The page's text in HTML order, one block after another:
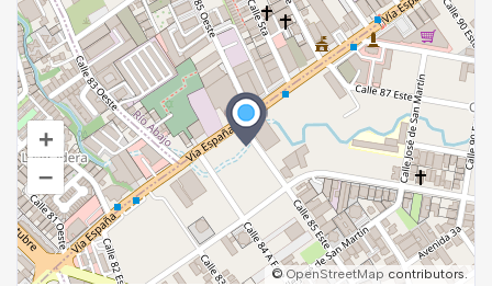
+
–
©OpenStreetMap contributors.